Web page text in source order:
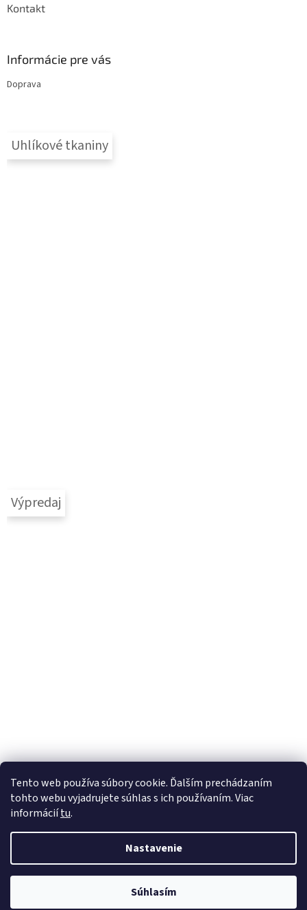
Tento web používa súbory cookie. Ďalším prechádzaním
tohto webu vyjadrujete súhlas s ich používaním. Viac
informáciítu.
Nastavenie
Súhlasím
Kontakt
Informácie pre vás
Doprava
Uhlíkové tkaniny
Výpredaj
Vytvoril Shoptet
mojefarby.sk. Všetky práva vyhradené.